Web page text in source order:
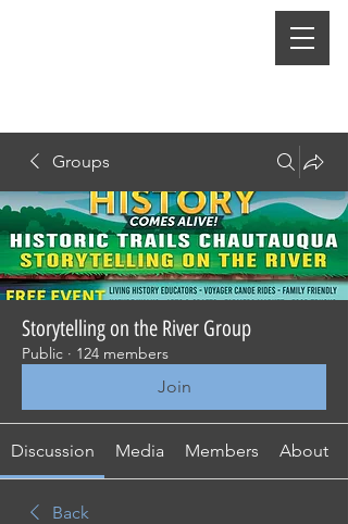
Groups
Storytelling on the River Group
Public · 124 members
Join
Discussion Media Members About
Back